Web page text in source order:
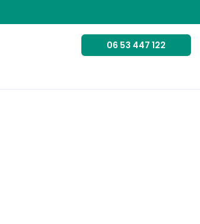
06 53 447 122